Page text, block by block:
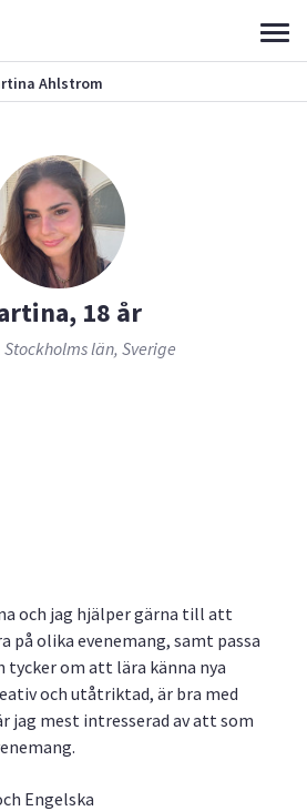
Ahlstrom
18 år
län, Sverige
och jag hjälper gärna till att
på olika evenemang, samt passa
tycker om att lära känna nya
och utåtriktad, är bra med
jag mest intresserad av att som
Engelska